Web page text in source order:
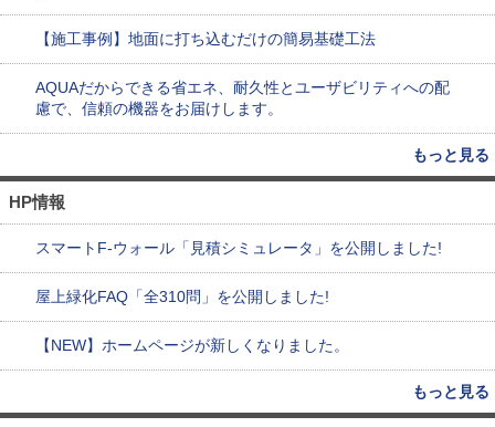
【施工事例】地面に打ち込むだけの簡易基礎工法
AQUAだからできる省エネ、耐久性とユーザビリティへの配
慮で、信頼の機器をお届けします。
もっと見る
HP情報
スマートF-ウォール「見積シミュレータ」を公開しました!
屋上緑化FAQ「全310問」を公開しました!
【NEW】ホームページが新しくなりました。
もっと見る